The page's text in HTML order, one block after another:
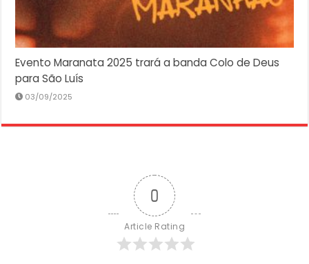
Evento Maranata 2025 trará a banda Colo de Deus
para São Luís
03/09/2025
0
Article Rating